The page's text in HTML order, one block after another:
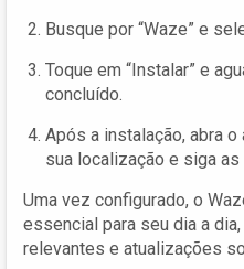
Busque por “Waze” e
Toque em “Instalar” e
concluído.
Após a instalação, abra
sua localização e siga
Uma vez configurado, o
essencial para seu dia a
relevantes e atualizações